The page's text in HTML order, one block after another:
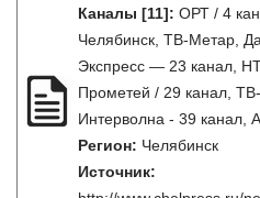
Каналы [11]: ОРТ / 4
Челябинск, ТВ-Метар,
Экспресс — 23 канал,
Прометей / 29 канал,
Интерволна - 39 канал,
Регион: Челябинск
Источник: